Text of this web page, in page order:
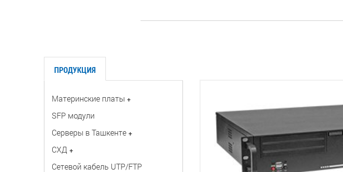
ПРОДУКЦИЯ
Материнские платы +
SFP модули
Серверы в Ташкенте +
СХД +
Сетевой кабель UTP/FTP